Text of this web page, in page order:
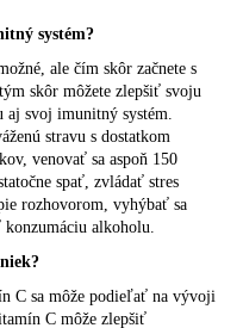
systém?
ale čím skôr začnete s
skôr môžete zlepšiť svoju
aj svoj imunitný systém.
stravu s dostatkom
venovať sa aspoň 150
spať, zvládať stres
rozhovorom, vyhýbať sa
alkoholu.
C sa môže podieľať na vývoji
C môže zlepšiť